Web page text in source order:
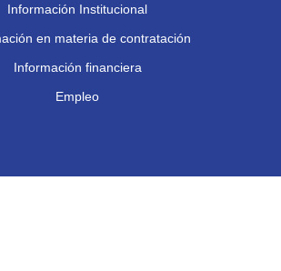
Información Institucional
en materia de contratación
Información financiera
Empleo